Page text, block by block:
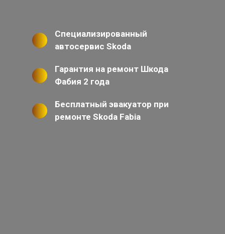
Специализированный
автосервис Skoda
Гарантия на ремонт Шкода
Фабия 2 года
Бесплатный эвакуатор при
ремонте Skoda Fabia